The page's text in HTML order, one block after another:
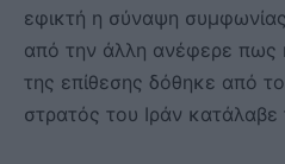
εφικτή η σύναψη
από την άλλη ανέφερε πως
της επίθεσης δόθηκε από
στρατός του Ιράν κατάλαβε